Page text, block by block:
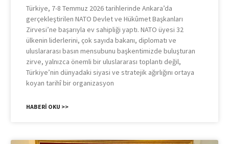
Türkiye, 7-8 Temmuz 2026 tarihlerinde Ankara’da
gerçekleştirilen NATO Devlet ve Hükûmet Başkanları
Zirvesi’ne başarıyla ev sahipliği yaptı. NATO üyesi 32
ülkenin liderlerini, çok sayıda bakanı, diplomatı ve
uluslararası basın mensubunu başkentimizde buluşturan
zirve, yalnızca önemli bir uluslararası toplantı değil,
Türkiye’nin dünyadaki siyasi ve stratejik ağırlığını ortaya
koyan tarihî bir organizasyon
HABERI OKU >>